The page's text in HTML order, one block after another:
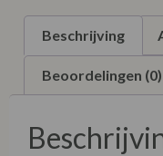
Beschrijving
Beoordelingen (0)